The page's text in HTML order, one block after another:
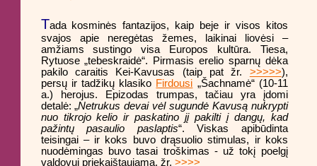
Tada kosminės fantazijos, kaip beje ir visos kitos
svajos apie neregėtas žemes, laikinai liovėsi –
amžiams sustingo visa Europos kultūra. Tiesa,
Rytuose „tebeskraidė“. Pirmasis erelio sparnų dėka
pakilo caraitis Kei-Kavusas (taip pat žr. >>>>>),
persų ir tadžikų klasiko Firdousi „Šachnamė“ (10-11
a.) herojus. Epizodas trumpas, tačiau yra įdomi
detalė: „Netrukus devai vėl sugundė Kavusą nukrypti
nuo tikrojo kelio ir paskatino jį pakilti į dangų, kad
pažintų pasaulio paslaptis“. Viskas apibūdinta
teisingai – ir koks buvo drąsuolio stimulas, ir koks
nuodėmingas buvo tasai troškimas - už tokį poelgį
valdovui priekaištaujama, žr. >>>>